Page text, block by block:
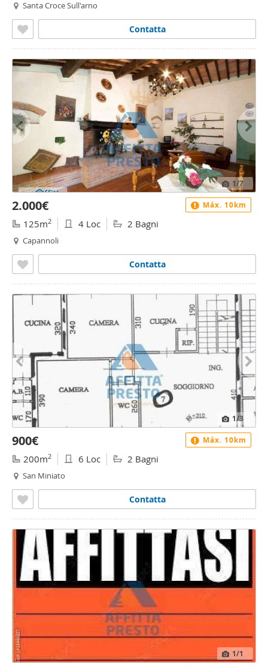
Santa Croce Sull'arno
Contatta
1/7
2.000€
125m2 4 Loc 2 Bagni
Capannoli
Contatta
Máx. 10km
1/3
900€
200m2 6 Loc 2 Bagni
San Miniato
Contatta
Máx. 10km
1/1